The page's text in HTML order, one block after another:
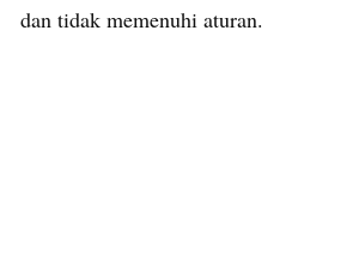
dan tidak memenuhi aturan.